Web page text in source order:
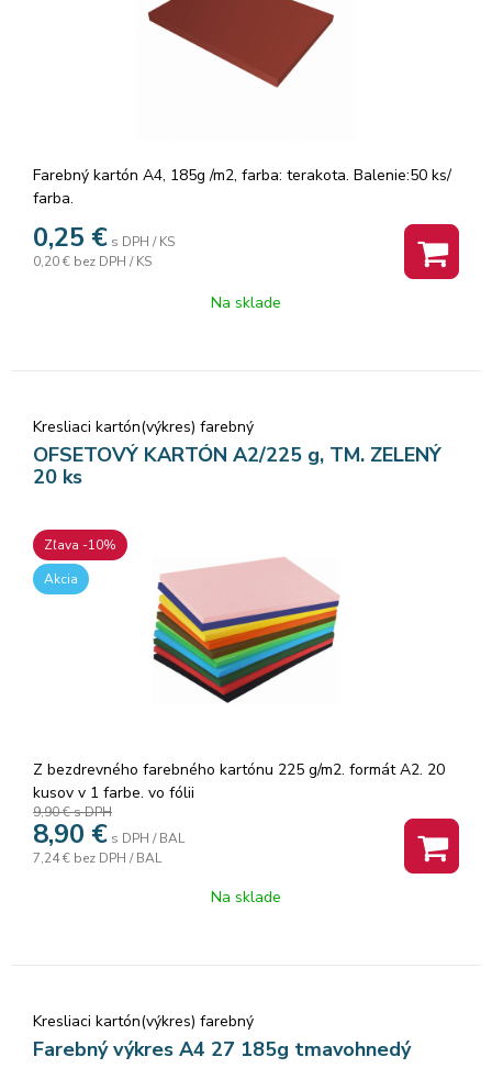
Farebný kartón A4, 185g /m2, farba: terakota. Balenie:50 ks/
farba.
0,25 € s DPH / KS
0,20 € bez DPH / KS
Na sklade
Kresliaci kartón(výkres) farebný
OFSETOVÝ KARTÓN A2/225 g, TM. ZELENÝ
20 ks
Zľava -10%
Akcia
Z bezdrevného farebného kartónu 225 g/m2. formát A2. 20
kusov v 1 farbe. vo fólii
9,90 €s DPH
8,90 € s DPH / BAL
7,24 € bez DPH / BAL
Na sklade
Kresliaci kartón(výkres) farebný
Farebný výkres A4 27 185g tmavohnedý